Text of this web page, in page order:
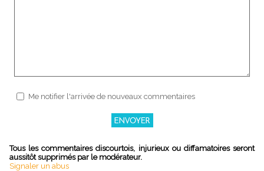
Me notifier l'arrivée de nouveaux commentaires
Tous les commentaires discourtois, injurieux ou diffamatoires seront
aussitôt supprimés par le modérateur.
Signaler un abus